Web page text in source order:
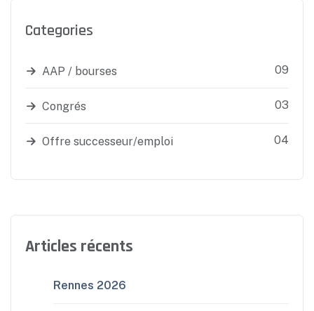
Categories
AAP / bourses 09
Congrés 03
Offre successeur/emploi 04
Articles récents
Rennes 2026